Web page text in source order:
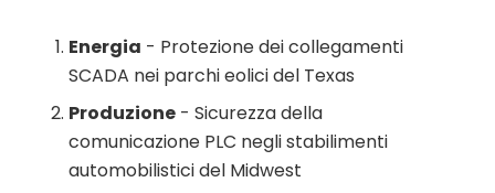
Energia - Protezione dei collegamenti
SCADA nei parchi eolici del Texas
Produzione - Sicurezza della
comunicazione PLC negli stabilimenti
automobilistici del Midwest